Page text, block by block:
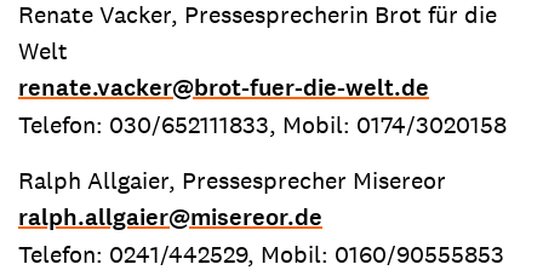
Renate Vacker, Pressesprecherin Brot für die
Welt
renate.vacker@brot-fuer-die-welt.de
Telefon: 030/652111833, Mobil: 0174/3020158
Ralph Allgaier, Pressesprecher Misereor
ralph.allgaier@misereor.de
Telefon: 0241/442529, Mobil: 0160/90555853